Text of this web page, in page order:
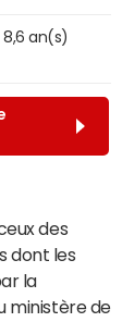
8,6 an(s)
des
dont les
la
ministère de